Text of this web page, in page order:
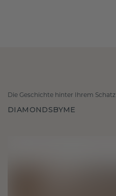
Die Geschichte hinter Ihrem Schatz
DIAMONDSBYME